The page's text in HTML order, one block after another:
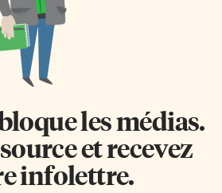
les médias.
et recevez
infolettre.